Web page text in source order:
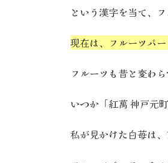
という漢字を当て、
現在は、フルーツパ
フルーツも昔と変わ
いつか「紅萬 神戸元
私が見かけた白苺は、